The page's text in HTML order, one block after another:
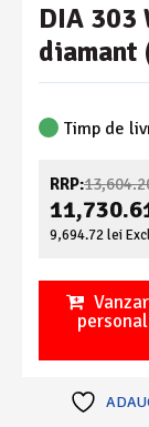
DIA 303
Timp de
RRP:
Prețul
11,730.61 lei.
9,694.72lei